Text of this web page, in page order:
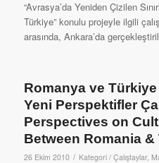
“Avrasya’da Yeniden Çizilen
Türkiye” konulu projeyle ilgili
arasında, Ankara’da
Romanya ve
Yeni Perspektifler
Perspectives on
Between Romania &
26 Ekim 2010 / Kategori / Çalıştaylar,